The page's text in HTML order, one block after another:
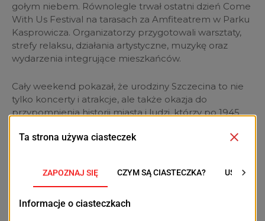
gołym niebem. Równolegle trwał ostatni dzień Come
With Us Festival na tarasach za Amfiteatrem w Parku
Kasprowicza. Organizatorzy przygotowali warsztaty,
strefy relaksu, działania artystyczne, muzykę oraz
wydarzenia integrujące mieszkańców.
Cały weekend pokazał, że urodziny Szczecina to nie
tylko koncerty i atrakcje, ale także okazja do
przypomnienia historii miasta i ludzi, którzy po 1945